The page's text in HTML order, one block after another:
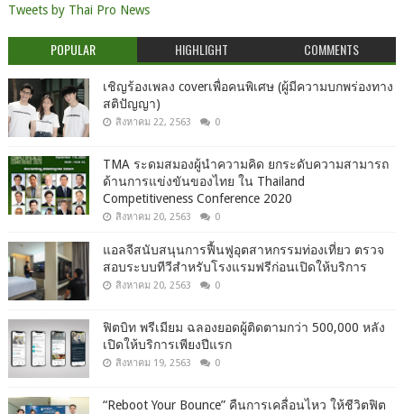
Tweets by Thai Pro News
POPULAR HIGHLIGHT COMMENTS
เชิญร้องเพลง coverเพื่อคนพิเศษ (ผู้มีความบกพร่องทาง
สติปัญญา)
สิงหาคม 22, 2563 0
TMA ระดมสมองผู้นำความคิด ยกระดับความสามารถ
ด้านการแข่งขันของไทย ใน Thailand
Competitiveness Conference 2020
สิงหาคม 20, 2563 0
แอลจีสนับสนุนการฟื้นฟูอุตสาหกรรมท่องเที่ยว ตรวจ
สอบระบบทีวีสำหรับโรงแรมฟรีก่อนเปิดให้บริการ
สิงหาคม 20, 2563 0
ฟิตบิท พรีเมียม ฉลองยอดผู้ติดตามกว่า 500,000 หลัง
เปิดให้บริการเพียงปีแรก
สิงหาคม 19, 2563 0
“Reboot Your Bounce” คืนการเคลื่อนไหว ให้ชีวิตฟิต